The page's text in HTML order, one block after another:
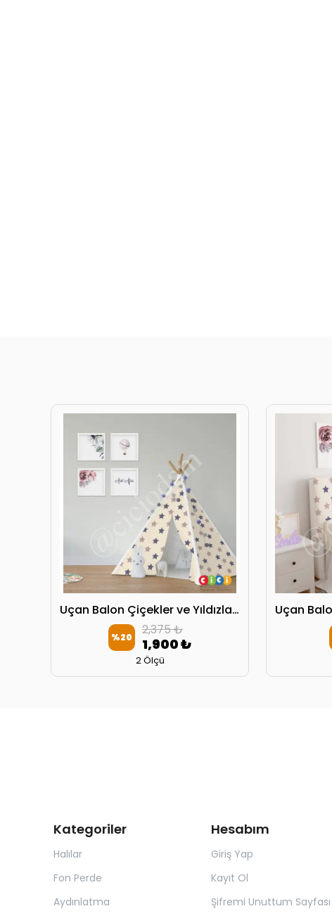
Uçan Balon Çiçekler ve Yıldızlar Oyun Çadırı
%20 2,375 ₺
1,900 ₺
2 Ölçü
Kategoriler
Halılar
Fon Perde
Aydınlatma
Hesabım
Giriş Yap
Kayıt Ol
Şifremi Unuttum Sayfası